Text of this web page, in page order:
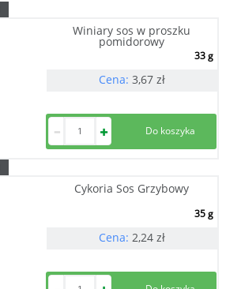
Winiary sos w proszku
pomidorowy
33 g
Cena: 3,67 zł
Cykoria Sos Grzybowy
35 g
Cena: 2,24 zł